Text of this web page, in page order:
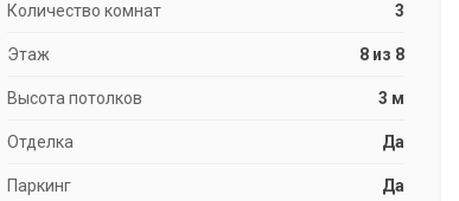
Количество комнат 3
Этаж 8 из 8
Высота потолков 3 м
Отделка Да
Паркинг Да